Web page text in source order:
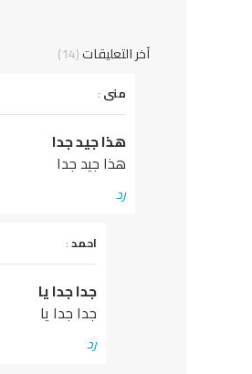
آخر التعليقات(14)
يقول
منى :
هذا جيد جدا
هذا جيد جدا
رد
يقول
احمد:
جدا جدا يا
جدا جدا يا
رد